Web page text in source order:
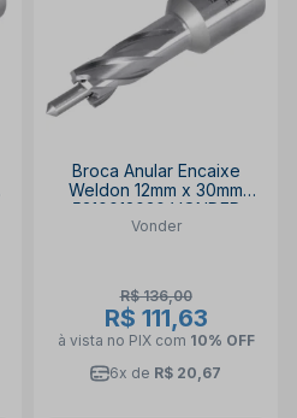
Broca Anular Encaixe
Weldon 12mm x 30mm
5310012030 VONDER
Vonder
R$ 136,00
R$ 111,63
à vista no PIX com 10% OFF
6x de R$ 20,67